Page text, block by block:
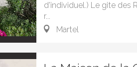
d'individuel.) Le gite des
r...
Martel